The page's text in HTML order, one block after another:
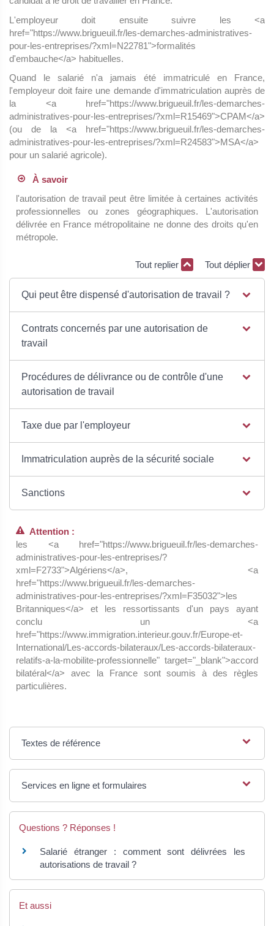
L'employeur doit ensuite suivre les <a
href="https://www.brigueuil.fr/les-demarches-administratives-
pour-les-entreprises/?xml=N22781">formalités
d'embauche</a> habituelles.
Quand le salarié n'a jamais été immatriculé en France,
l'employeur doit faire une demande d'immatriculation auprès de
la <a href="https://www.brigueuil.fr/les-demarches-
administratives-pour-les-entreprises/?xml=R15469">CPAM</a>
(ou de la <a href="https://www.brigueuil.fr/les-demarches-
administratives-pour-les-entreprises/?xml=R24583">MSA</a>
pour un salarié agricole).
À savoir
l'autorisation de travail peut être limitée à certaines activités
professionnelles ou zones géographiques. L'autorisation
délivrée en France métropolitaine ne donne des droits qu'en
métropole.
Tout replier Tout déplier
Qui peut être dispensé d'autorisation de travail ?
Contrats concernés par une autorisation de
travail
Procédures de délivrance ou de contrôle d'une
autorisation de travail
Taxe due par l'employeur
Immatriculation auprès de la sécurité sociale
Sanctions
Attention :
les <a href="https://www.brigueuil.fr/les-demarches-
administratives-pour-les-entreprises/?
xml=F2733">Algériens</a>, <a
href="https://www.brigueuil.fr/les-demarches-
administratives-pour-les-entreprises/?xml=F35032">les
Britanniques</a> et les ressortissants d'un pays ayant
conclu un <a
href="https://www.immigration.interieur.gouv.fr/Europe-et-
International/Les-accords-bilateraux/Les-accords-bilateraux-
relatifs-a-la-mobilite-professionnelle" target="_blank">accord
bilatéral</a> avec la France sont soumis à des règles
particulières.
Textes de référence
Services en ligne et formulaires
Questions ? Réponses !
Salarié étranger : comment sont délivrées les
autorisations de travail ?
Et aussi